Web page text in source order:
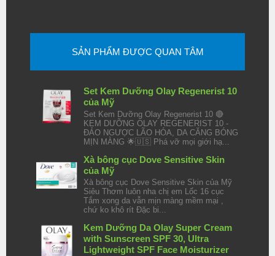
SẢN PHẨM ĐƯỢC QUAN TÂM
Set Kem Dưỡng Olay Regenerist 10
của Mỹ
Set Kem Dưỡng Olay Regenerist 10 🔴
KEM DƯỠNG OLAY REGENERIST 10 -
ĐẢO NGƯỢC LÃO HÓA, DA CĂNG BÓNG
MỊN MÀNG 🌟🇺🇸 Phá vỡ mọi giới hạ...
Xà bông cục Dove Sensitive Skin
của Mỹ
Xà bông cục Dove Sensitive Skin của Mỹ
Siêu Thơm luôn nha chị em Lốc 16 cục
Tắm xong da vẫn mịn màng mềm mại ,
chứ ko khô rít Đặc bi...
Kem Dưỡng Da Olay Super Cream
with Sunscreen SPF 30, Ultra
Lightweight SPF Face Moisturizer